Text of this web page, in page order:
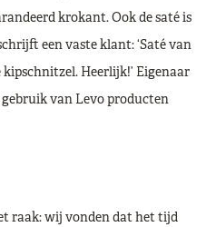
krokant. Ook de saté is
een vaste klant: ‘Saté van
Heerlijk!’ Eigenaar
van Levo producten
raak: wij vonden dat het tijd